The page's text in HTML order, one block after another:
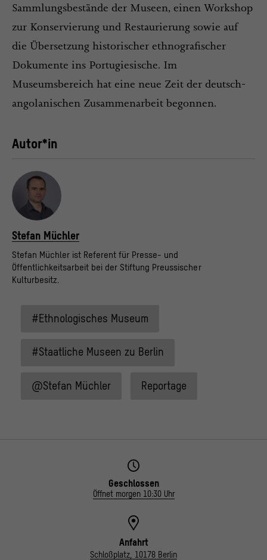
Sammlungsbestände der Museen, einen Workshop
zur Konservierung und Restaurierung sowie auf
die Übersetzung historischer ethnografischer
Dokumente ins Portugiesische. Im
Museumsbereich hat eine neue Zeit der deutsch-
angolanischen Zusammenarbeit begonnen.
Autor*in
Stefan Müchler
Stefan Müchler ist Referent für Presse- und
Öffentlichkeitsarbeit bei der Stiftung Preussischer
Kulturbesitz.
#Ethnologisches Museum
#Staatliche Museen zu Berlin
@Stefan Müchler Reportage
Geschlossen
Öffnet morgen 10:30 Uhr
Anfahrt
Schloßplatz, 10178 Berlin